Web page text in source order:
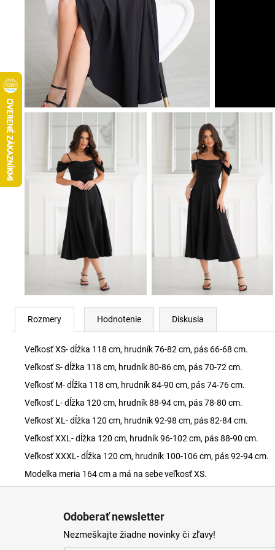
Rozmery Hodnotenie Diskusia
Veľkosť XS- dĺžka 118 cm, hrudník 76-82 cm, pás 66-68 cm.
Veľkosť S- dĺžka 118 cm, hrudník 80-86 cm, pás 70-72 cm.
Veľkosť M- dĺžka 118 cm, hrudník 84-90 cm, pás 74-76 cm.
Veľkosť L- dĺžka 120 cm, hrudník 88-94 cm, pás 78-80 cm.
Veľkosť XL- dĺžka 120 cm, hrudník 92-98 cm, pás 82-84 cm.
Veľkosť XXL- dĺžka 120 cm, hrudník 96-102 cm, pás 88-90 cm.
Veľkosť XXXL- dĺžka 120 cm, hrudník 100-106 cm, pás 92-94 cm.
Modelka meria 164 cm a má na sebe veľkosť XS.
Odoberať newsletter
Nezmeškajte žiadne novinky či zľavy!